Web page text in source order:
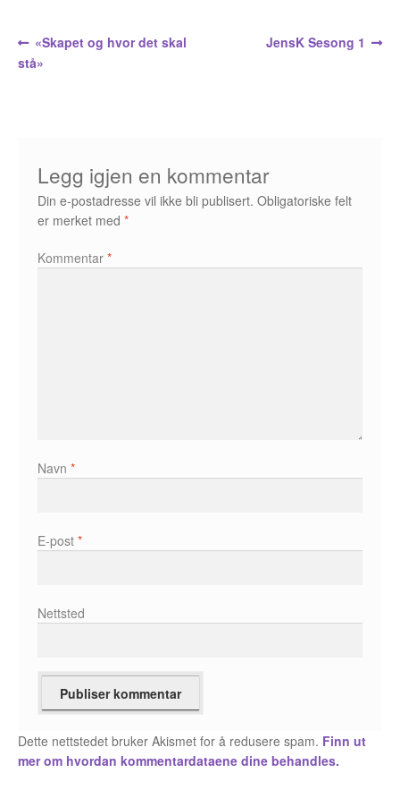
Nyhetsbrev
Reklamebanners
Bjørn Bjarre
Christian Hartmann
Duplex
Innleggsnavigasjon
Forrige
innlegg:
«Skapet og hvor det skal
stå»
Neste
JensK Sesong 1
Legg igjen en kommentar
Din e-postadresse vil ikke bli publisert. Obligatoriske felt
er merket med*
Kommentar*
Navn*
E-post*
Nettsted
Dette nettstedet bruker Akismet for å redusere spam. Finn ut
mer om hvordan kommentardataene dine behandles.